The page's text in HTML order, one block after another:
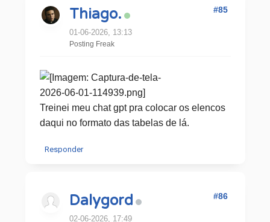
Thiago.
01-06-2026, 13:13
Posting Freak
#85
Treinei meu chat gpt pra colocar os elencos
daqui no formato das tabelas de lá.
Responder
Dalygord
02-06-2026, 17:49
#86